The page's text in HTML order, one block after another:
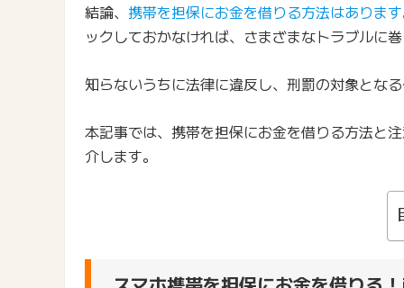
結論、携帯を担保にお金を借りる方法はありま
ックしておかなければ、さまざまなトラブルに
知らないうちに法律に違反し、刑罰の対象とな
本記事では、携帯を担保にお金を借りる方法と
介します。